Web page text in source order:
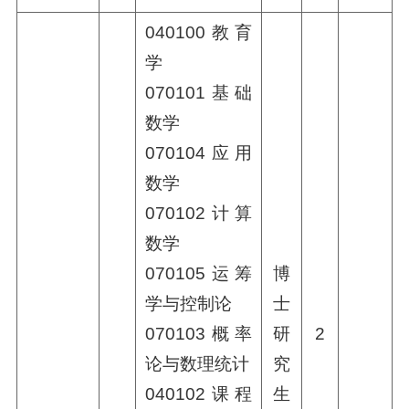
040100教育
学
070101基础
数学
070104应用
数学
070102计算
数学
070105运筹
学与控制论
070103概率
论与数理统计
040102课程
博
士
研
究
生
2